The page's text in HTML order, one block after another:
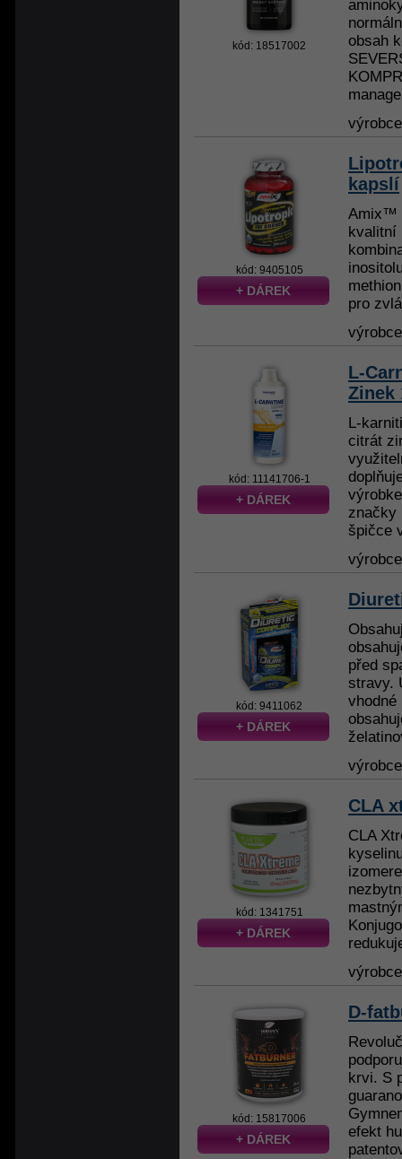
kód: 18517002
obsah
kód: 9405105
+ DÁREK
kapslí
Amix™
kvalitní
pro
kód: 11141706-1
+ DÁREK
L-
Zinek
L-
citrát
značky
špičce
kód: 9411062
+ DÁREK
před
stravy.
vhodné
kód: 1341751
+ DÁREK
CLA
CLA
kód: 15817006
+ DÁREK
D-
krvi. S
efekt